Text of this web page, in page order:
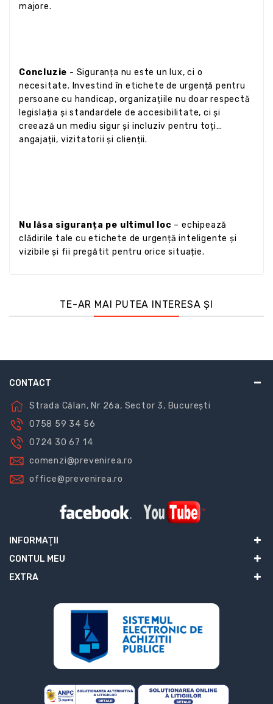
majore.
Concluzie - Siguranța nu este un lux, ci o
necesitate. Investind în etichete de urgență pentru
persoane cu handicap, organizațiile nu doar respectă
legislația și standardele de accesibilitate, ci și
creează un mediu sigur și incluziv pentru toți
angajații, vizitatorii și clienții.
Nu lăsa siguranța pe ultimul loc – echipează
clădirile tale cu etichete de urgență inteligente și
vizibile și fii pregătit pentru orice situație.
TE-AR MAI PUTEA INTERESA ȘI
CONTACT
Strada Călan, Nr 26a, Sector 3, București
0758 59 34 56
0724 30 67 14
comenzi@prevenirea.ro
office@prevenirea.ro
INFORMAŢII
CONTUL MEU
EXTRA